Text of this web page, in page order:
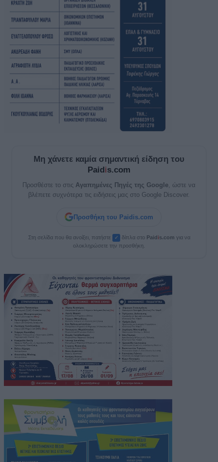
Μη χάνετε καμία σημαντική είδηση του
Paidis.com
Προσθέστε το στις Αγαπημένες Πηγές της Google , ώστε να
βλέπετε συχνότερα τις ειδήσεις μας στο Google Discover.
Προσθήκη του Paidis.com
Στη σελίδα που θα ανοίξει, πατήστε ✓ δίπλα στο Paidis.com για να
ολοκληρώσετε την προσθήκη.